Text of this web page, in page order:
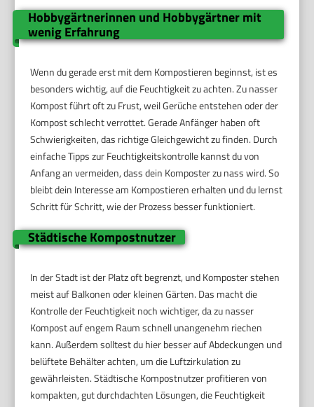
Hobbygärtnerinnen und Hobbygärtner mit
wenig Erfahrung
Wenn du gerade erst mit dem Kompostieren beginnst, ist es
besonders wichtig, auf die Feuchtigkeit zu achten. Zu nasser
Kompost führt oft zu Frust, weil Gerüche entstehen oder der
Kompost schlecht verrottet. Gerade Anfänger haben oft
Schwierigkeiten, das richtige Gleichgewicht zu finden. Durch
einfache Tipps zur Feuchtigkeitskontrolle kannst du von
Anfang an vermeiden, dass dein Komposter zu nass wird. So
bleibt dein Interesse am Kompostieren erhalten und du lernst
Schritt für Schritt, wie der Prozess besser funktioniert.
Städtische Kompostnutzer
In der Stadt ist der Platz oft begrenzt, und Komposter stehen
meist auf Balkonen oder kleinen Gärten. Das macht die
Kontrolle der Feuchtigkeit noch wichtiger, da zu nasser
Kompost auf engem Raum schnell unangenehm riechen
kann. Außerdem solltest du hier besser auf Abdeckungen und
belüftete Behälter achten, um die Luftzirkulation zu
gewährleisten. Städtische Kompostnutzer profitieren von
kompakten, gut durchdachten Lösungen, die Feuchtigkeit